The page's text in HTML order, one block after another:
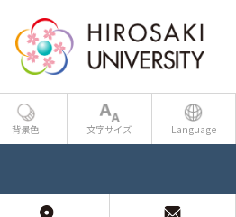
背景色 文字サイズ Language